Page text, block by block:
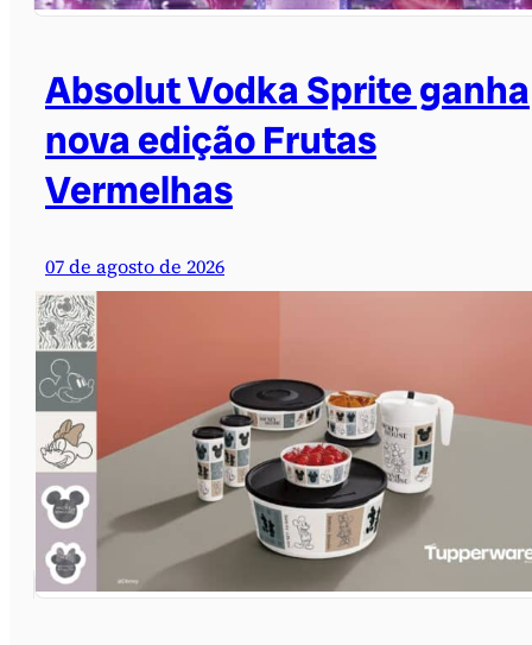
Absolut Vodka Sprite ganha
nova edição Frutas
Vermelhas
07 de agosto de 2026